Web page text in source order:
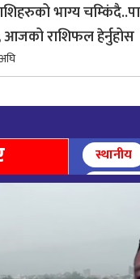
भाग्य
आजको राशिफल हेर्नुहोस
माताको दर्शन गरि,
जगज्जननी
स्थानीय